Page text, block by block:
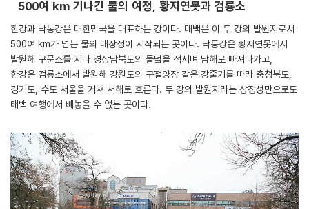
500여 km 기나긴 물의 여정, 황지연못과 검룡소
한강과 낙동강은 대한민국을 대표하는 강이다. 태백은 이 두 강의 발원지로서
500여 km가 넘는 물의 대장정이 시작되는 곳이다. 낙동강은 황지연못에서
발원해 구문소를 지나 경상남북도의 들녘을 적시며 남해로 빠져나가고,
한강은 검룡소에서 발원해 강원도의 구절양장 같은 강줄기를 따라 충청북도,
경기도, 수도 서울을 거쳐 서해로 흐른다. 두 강의 발원지라는 상징성만으로도
태백 여행에서 빼놓을 수 없는 곳이다.